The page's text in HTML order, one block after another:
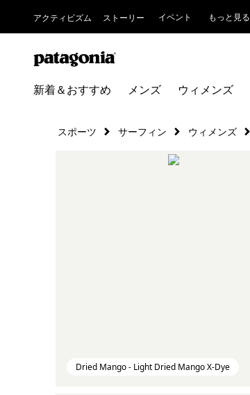
アクティビズム ストーリー イベント もっと見る
新着＆おすすめ メンズ ウィメンズ
スポーツ サーフィン ウィメンズ
Dried Mango - Light Dried Mango X-Dye